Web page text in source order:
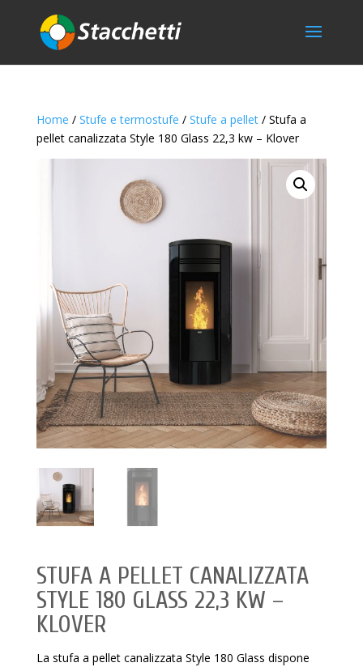
Home / Stufe e termostufe / Stufe a pellet/ Stufa a
pellet canalizzata Style 180 Glass 22,3 kw – Klover
STUFA A PELLET CANALIZZATA
STYLE 180 GLASS 22,3 KW –
KLOVER
La stufa a pellet canalizzata Style 180 Glass dispone